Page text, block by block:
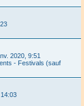
2020, 9:51
- Festivals (sauf